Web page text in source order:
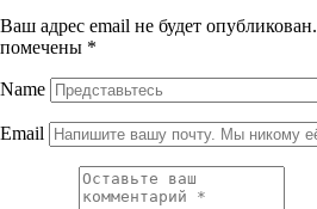
Ваш адрес email не будет опубликован.
помечены *
Name
Email